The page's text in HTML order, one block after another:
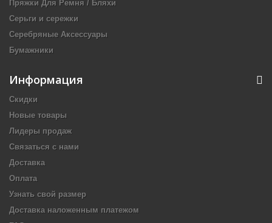
Пряжки Для Ремня / Бляхи
Серьги и сережки
Серебряные Аксессуары
Бумажники
Информация
Скидки
Новые товары
Лидеры продаж
Связаться с нами
Доставка
Оплата
Узнать свой размер
Доставка наложенным платежом